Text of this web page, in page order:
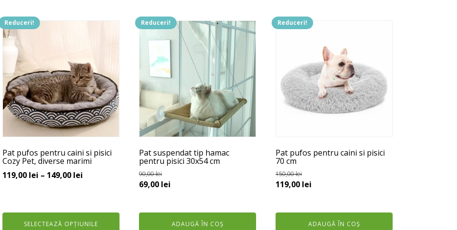
Reduceri!
Pat pufos pentru caini si pisici
Cozy Pet, diverse marimi
119,00 lei – 149,00 lei
119,00 lei
până
SELECTEAZĂ OPȚIUNILE
Acest
produs
multe
variații.
Opțiunile
pot
alese
în
pagina
produsului.
Reduceri!
Pat suspendat tip hamac
pentru pisici 30x54 cm
90,00lei
Prețul
69,00 lei
69,00 lei.
ADAUGĂ ÎN COȘ
Reduceri!
Pat pufos pentru caini si pisici
70 cm
150,00lei
Prețul
119,00 lei
119,00 lei.
ADAUGĂ ÎN COȘ